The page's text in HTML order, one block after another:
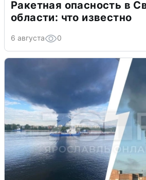
Ракетная опасность в
области: что известно
6 августа 0